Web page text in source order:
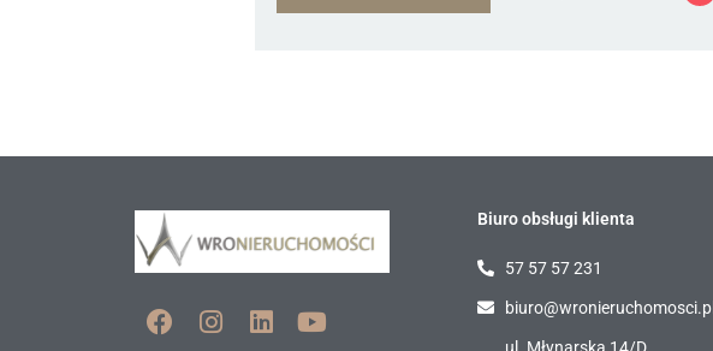
Biuro obsługi klienta
57 57 57 231
biuro@wronieruchomosci.pl